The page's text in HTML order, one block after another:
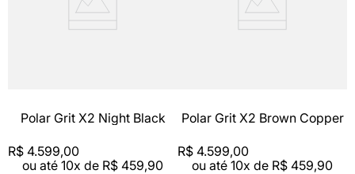
Polar Grit X2 Night Black
R$ 4.599,00
ou até 10x de R$ 459,90
Polar Grit X2 Brown Copper
R$ 4.599,00
ou até 10x de R$ 459,90